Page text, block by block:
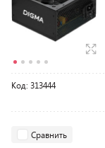
Код: 313444
Сравнить